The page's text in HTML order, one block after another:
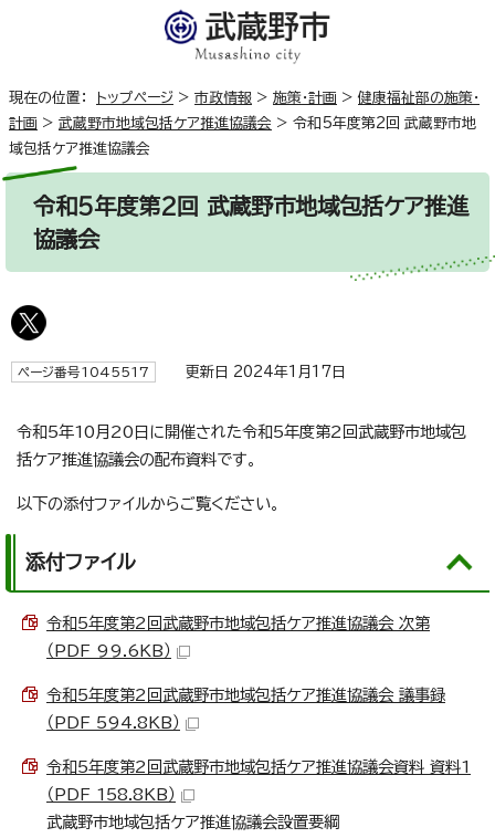
現在の位置： トップページ > 市政情報 > 施策・計画 > 健康福祉部の施策・
計画 > 武蔵野市地域包括ケア推進協議会 > 令和5年度第2回 武蔵野市地
域包括ケア推進協議会
令和5年度第2回 武蔵野市地域包括ケア推進
協議会
ページ番号1045517 更新日 2024年1月17日
令和5年10月20日に開催された令和5年度第2回武蔵野市地域包
括ケア推進協議会の配布資料です。
以下の添付ファイルからご覧ください。
添付ファイル
令和5年度第2回武蔵野市地域包括ケア推進協議会 次第
（PDF 99.6KB）
令和5年度第2回武蔵野市地域包括ケア推進協議会 議事録
（PDF 594.8KB）
令和5年度第2回武蔵野市地域包括ケア推進協議会資料 資料1
（PDF 158.8KB）
武蔵野市地域包括ケア推進協議会設置要綱